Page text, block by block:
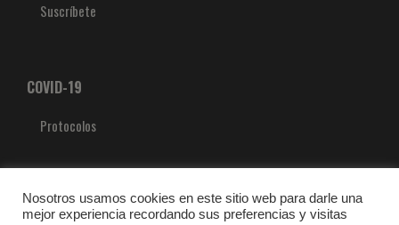
Suscríbete
COVID-19
Protocolos
Nosotros usamos cookies en este sitio web para darle una
mejor experiencia recordando sus preferencias y visitas